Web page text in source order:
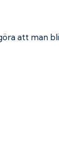
att man